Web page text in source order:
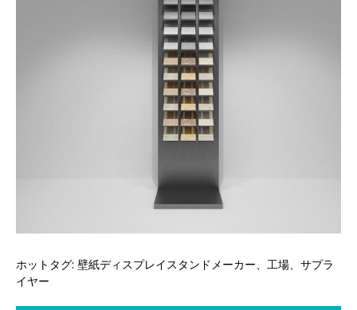
ホットタグ: 壁紙ディスプレイスタンドメーカー、工場、サプラ
イヤー